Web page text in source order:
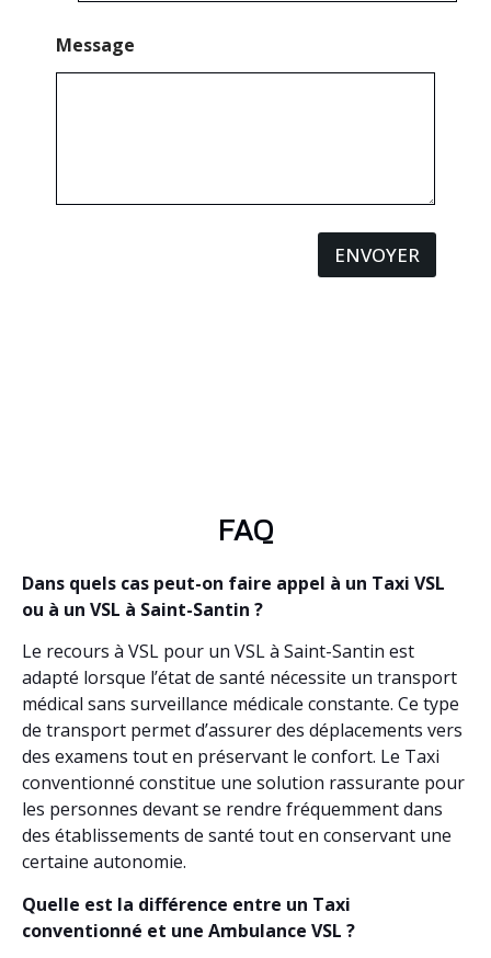
Message
ENVOYER
FAQ
Dans quels cas peut-on faire appel à un Taxi VSL
ou à un VSL à Saint-Santin ?
Le recours à VSL pour un VSL à Saint-Santin est
adapté lorsque l’état de santé nécessite un transport
médical sans surveillance médicale constante. Ce type
de transport permet d’assurer des déplacements vers
des examens tout en préservant le confort. Le Taxi
conventionné constitue une solution rassurante pour
les personnes devant se rendre fréquemment dans
des établissements de santé tout en conservant une
certaine autonomie.
Quelle est la différence entre un Taxi
conventionné et une Ambulance VSL ?